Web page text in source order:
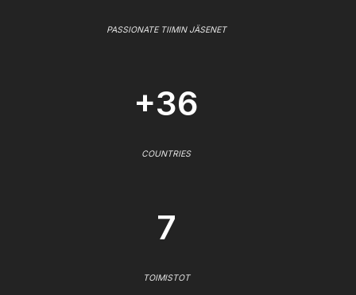
PASSIONATE TIIMIN JÄSENET
+36
COUNTRIES
7
TOIMISTOT